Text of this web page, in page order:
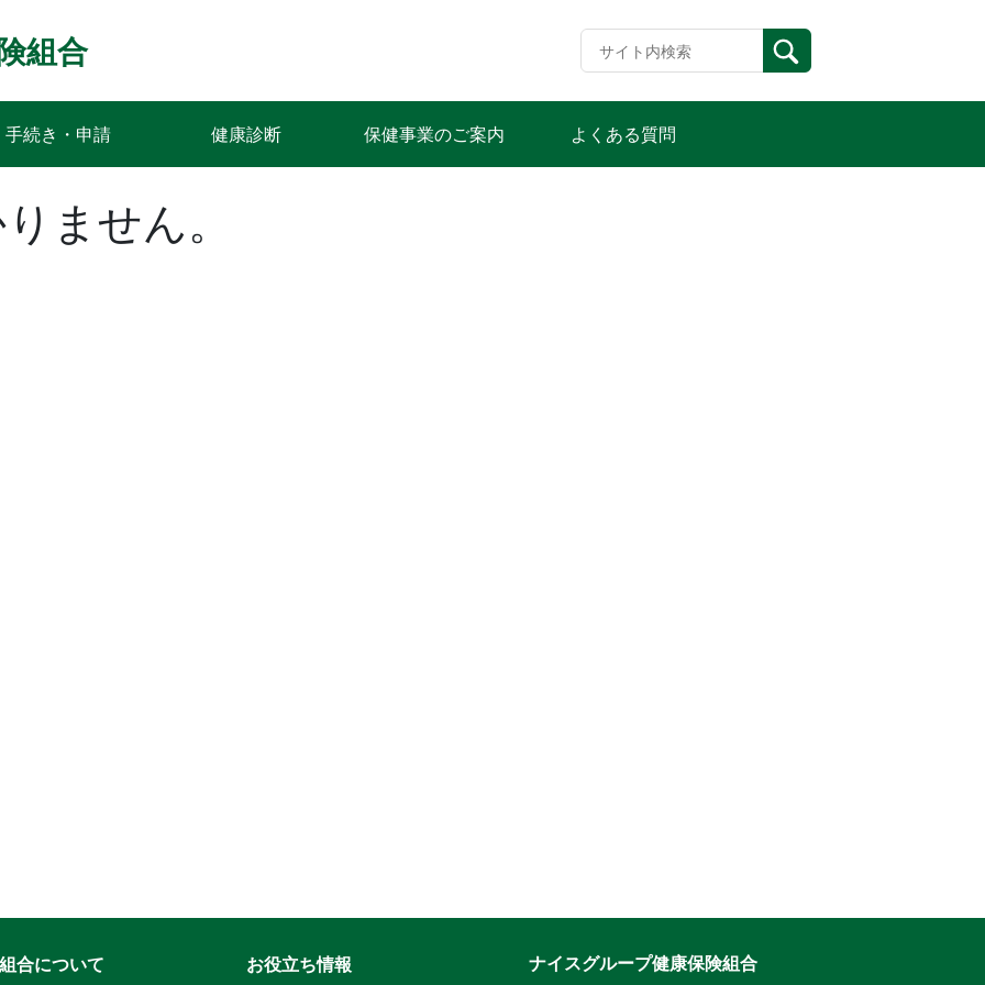
組合
手続き・申請 健康診断 保健事業のご案内 よくある質問
ません。
合について お役立ち情報 ナイスグループ健康保険組合